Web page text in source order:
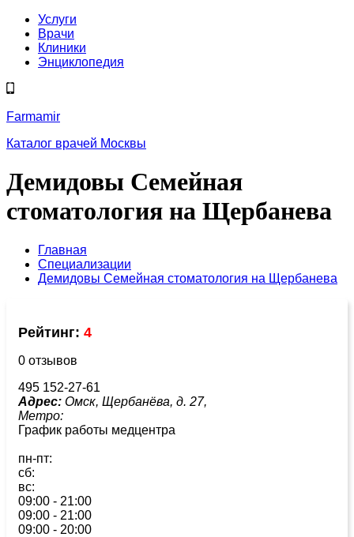
Услуги
Врачи
Клиники
Энциклопедия
Farmamir
Каталог врачей Москвы
Демидовы Семейная
стоматология на Щербанева
Главная
Специализации
Демидовы Семейная стоматология на Щербанева
Рейтинг: 4
0 отзывов
495 152-27-61
Адрес: Омск, Щербанёва, д. 27,
Метро:
График работы медцентра
пн-пт:
сб:
вс:
09:00 - 21:00
09:00 - 21:00
09:00 - 20:00